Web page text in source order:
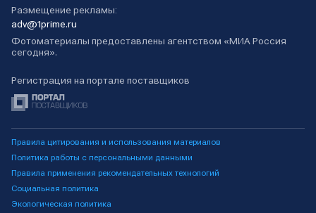
Размещение рекламы:
adv@1prime.ru
Фотоматериалы предоставлены агентством «МИА Россия
сегодня».
Регистрация на портале поставщиков
Правила цитирования и использования материалов
Политика работы с персональными данными
Правила применения рекомендательных технологий
Социальная политика
Экологическая политика